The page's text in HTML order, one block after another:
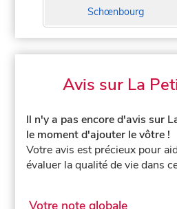
Schœnbourg
Avis sur La
Il n'y a pas encore d'avis sur
le moment d'ajouter le vôtre !
Votre avis est précieux pour
évaluer la qualité de vie dans
Votre note globale